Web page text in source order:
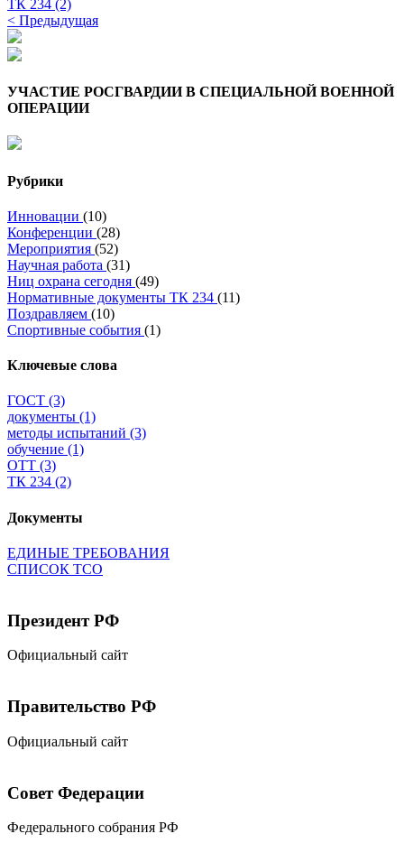
ТК 234 (2)
Навигация
по
< Предыдущая
УЧАСТИЕ РОСГВАРДИИ В СПЕЦИАЛЬНОЙ ВОЕННОЙ
ОПЕРАЦИИ
Рубрики
Инновации (10)
Конференции (28)
Мероприятия (52)
Научная работа (31)
Ниц охрана сегодня (49)
Нормативные документы ТК 234 (11)
Поздравляем (10)
Спортивные события (1)
Ключевые слова
ГОСТ (3)
документы (1)
методы испытаний (3)
обучение (1)
ОТТ (3)
ТК 234 (2)
Документы
ЕДИНЫЕ ТРЕБОВАНИЯ
СПИСОК ТСО
Президент РФ
Официальный сайт
Правительство РФ
Официальный сайт
Совет Федерации
Федерального собрания РФ